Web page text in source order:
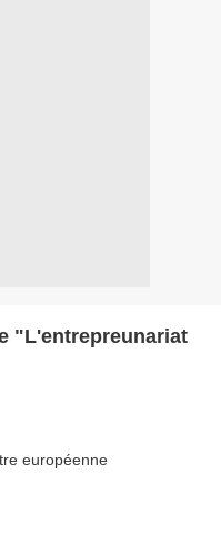
"L'entrepreunariat